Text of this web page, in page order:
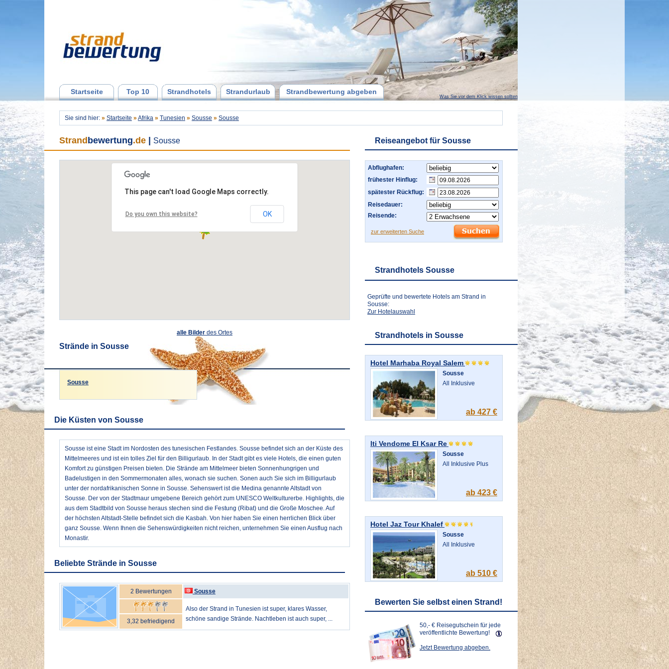
Startseite Top 10 Strandhotels Strandurlaub Strandbewertung abgeben
Was Sie vor dem Klick wissen sollten
Sie sind hier: » Startseite » Afrika » Tunesien » Sousse » Sousse
Strand bewertung.de Sousse
This page can't load Google Maps correctly.
Do you own this website? OK
alle Bilder des Ortes
Strände in Sousse
Sousse
Die Küsten von Sousse
Sousse ist eine Stadt im Nordosten des tunesischen Festlandes. Sousse befindet sich an der Küste des
Mittelmeeres und ist ein tolles Ziel für den Billigurlaub. In der Stadt gibt es viele Hotels, die einen guten
Komfort zu günstigen Preisen bieten. Die Strände am Mittelmeer bieten Sonnenhungrigen und
Badelustigen in den Sommermonaten alles, wonach sie suchen. Sonen auch Sie sich im Billigurlaub
unter der nordafrikanischen Sonne in Sousse. Sehenswert ist die Medina genannte Altstadt von
Sousse. Der von der Stadtmaur umgebene Bereich gehört zum UNESCO Weltkulturerbe. Highlights, die
aus dem Stadtbild von Sousse heraus stechen sind die Festung (Ribat) und die Große Moschee. Auf
der höchsten Altstadt-Stelle befindet sich die Kasbah. Von hier haben Sie einen herrlichen Blick über
ganz Sousse. Wenn Ihnen die Sehenswürdigkeiten nicht reichen, unternehmen Sie einen Ausflug nach
Monastir.
Beliebte Strände in Sousse
2 Bewertungen Sousse
Also der Strand in Tunesien ist super, klares Wasser,
schöne sandige Strände. Nachtleben ist auch super, ...
3,32 befriedigend
Reiseangebot für Sousse
Abflughafen:
frühester Hinflug:
spätester Rückflug:
Reisedauer:
Reisende:
zur erweiterten Suche
Strandhotels Sousse
Geprüfte und bewertete Hotels am Strand in
Sousse:
Zur Hotelauswahl
Strandhotels in Sousse
Hotel Marhaba Royal Salem
Sousse
All Inklusive
ab 427 €
lti Vendome El Ksar Re
Sousse
All Inklusive Plus
ab 423 €
Hotel Jaz Tour Khalef
Sousse
All Inklusive
ab 510 €
Bewerten Sie selbst einen Strand!
50,- € Reisegutschein für jede
veröffentlichte Bewertung!
Jetzt Bewertung abgeben.